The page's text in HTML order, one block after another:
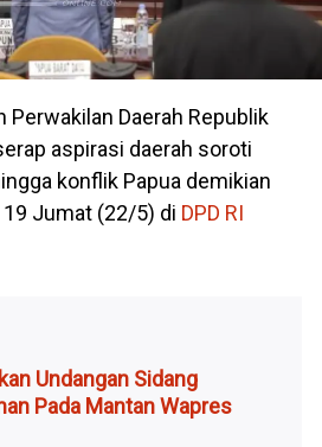
Perwakilan Daerah Republik
aspirasi daerah soroti
konflik Papua demikian
19 Jumat (22/5) di DPD RI
Undangan Sidang
Pada Mantan Wapres